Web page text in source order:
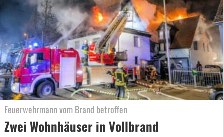
Feuerwehrmann vom Brand betroffen
Zwei Wohnhäuser in Vollbrand